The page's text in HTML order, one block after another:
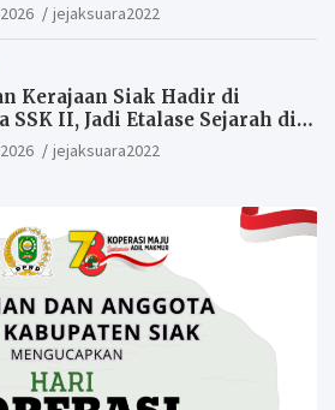
jejaksuara2022
Kerajaan Siak Hadir di
SSK II, Jadi Etalase Sejarah di
Riaujejaksuara2022